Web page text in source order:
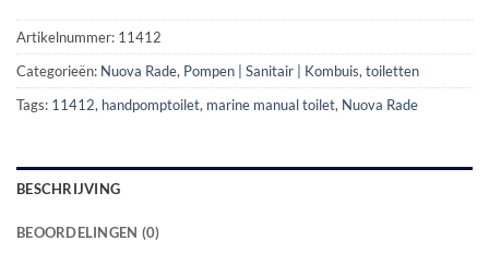
Artikelnummer: 11412
Categorieën: Nuova Rade, Pompen | Sanitair | Kombuis, toiletten
Tags: 11412, handpomptoilet, marine manual toilet, Nuova Rade
BESCHRIJVING
BEOORDELINGEN (0)